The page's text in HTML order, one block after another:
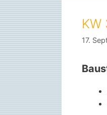
KW
17.